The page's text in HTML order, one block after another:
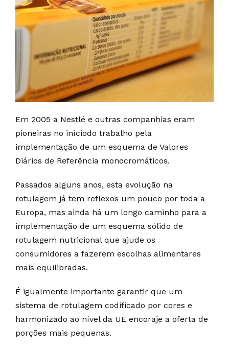
Em 2005 a Nestlé e outras companhias eram
pioneiras no iníciodo trabalho pela
implementação de um esquema de Valores
Diários de Referência monocromáticos.
Passados alguns anos, esta evolução na
rotulagem já tem reflexos um pouco por toda a
Europa, mas ainda há um longo caminho para a
implementação de um esquema sólido de
rotulagem nutricional que ajude os
consumidores a fazerem escolhas alimentares
mais equilibradas.
É igualmente importante garantir que um
sistema de rotulagem codificado por cores e
harmonizado ao nível da UE encoraje a oferta de
porções mais pequenas.